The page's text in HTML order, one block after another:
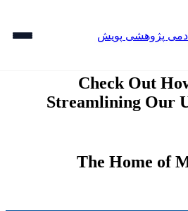
Check Out
Streamlining Our
The Home of